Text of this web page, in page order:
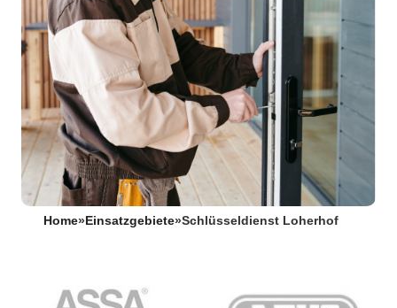
Home» Einsatzgebiete»Schlüsseldienst Loherhof